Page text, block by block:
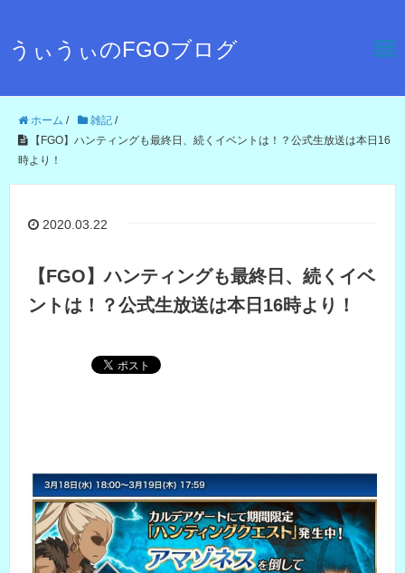
うぃうぃのFGOブログ
ホーム / 雑記 /
【FGO】ハンティングも最終日、続くイベントは！？公式生放送は本日16
時より！
2020.03.22
【FGO】ハンティングも最終日、続くイベ
ントは！？公式生放送は本日16時より！